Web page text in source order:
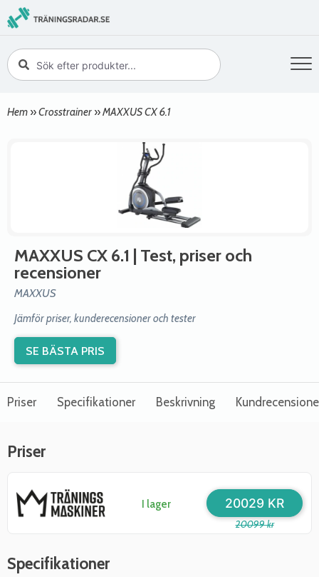
Hem »Crosstrainer »MAXXUS CX 6.1
MAXXUS CX 6.1 | Test, priser och
recensioner
MAXXUS
Jämför priser, kunderecensioner och tester
SE BÄSTA PRIS
Priser Specifikationer Beskrivning
Priser
I lager
20099 kr
20029 KR
Specifikationer